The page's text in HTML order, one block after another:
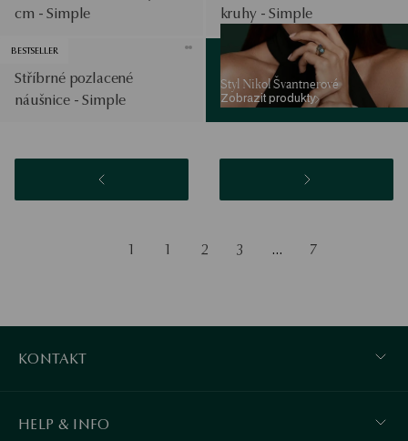
cm - Simple
kruhy - Simple
BESTSELLER
Stříbrné pozlacené
náušnice - Simple
Styl Nikol Švantnerové
Zobrazit produkty
Zobrazit produkty
1 1 2 3 … 7
KONTAKT
HELP & INFO